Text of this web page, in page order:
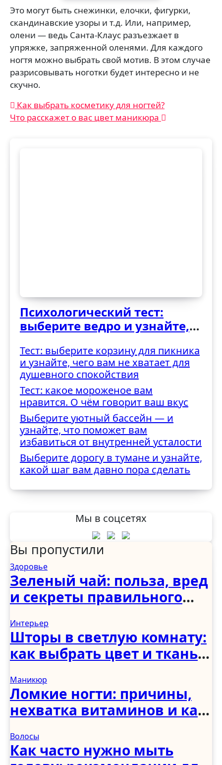
Это могут быть снежинки, елочки, фигурки,
скандинавские узоры и т.д. Или, например,
олени — ведь Санта-Клаус разъезжает в
упряжке, запряженной оленями. Для каждого
ногтя можно выбрать свой мотив. В этом случае
разрисовывать ноготки будет интересно и не
скучно.
Навигация
по
Как выбрать косметику для ногтей?
Что расскажет о вас цвет маникюра
Психологический тест:
выберите ведро и узнайте,
трудностями
Тест: выберите корзину для пикника
и узнайте, чего вам не хватает для
душевного спокойствия
Тест: какое мороженое вам
нравится. О чём говорит ваш вкус
Выберите уютный бассейн — и
узнайте, что поможет вам
избавиться от внутренней усталости
Выберите дорогу в тумане и узнайте,
какой шаг вам давно пора сделать
Мы в соцсетях
Вы пропустили
Здоровье
Зеленый чай: польза, вред
и секреты правильного
Интерьер
Шторы в светлую комнату:
как выбрать цвет и ткань
Маникюр
Ломкие ногти: причины,
нехватка витаминов и как
условиях
Волосы
Как часто нужно мыть